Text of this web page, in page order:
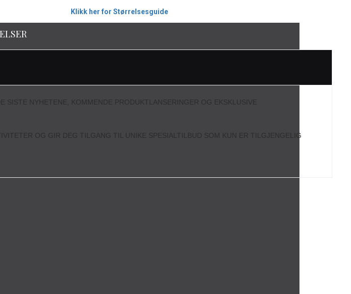
Klikk her for Størrelsesguide
NYHETENE, KOMMENDE PRODUKTLANSERINGER OG EKSKLUSIVE
OG GIR DEG TILGANG TIL UNIKE SPESIALTILBUD SOM KUN ER TILGJENGELIG